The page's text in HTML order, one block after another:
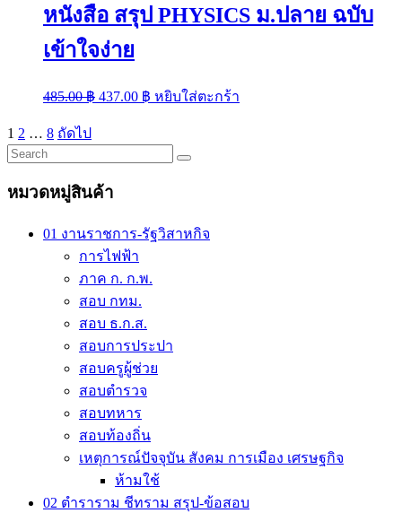
หนังสือ สรุป PHYSICS ม.ปลาย ฉบับ
เข้าใจง่าย
485.00฿ Original
price
485.00 ฿.
437.00 ฿ Current
price
437.00 ฿.
หยิบใส่ตะกร้า
Posts
pagination
1 2 … 8 ถัดไป
หมวดหมู่สินค้า
01 งานราชการ-รัฐวิสาหกิจ
การไฟฟ้า
ภาค ก. ก.พ.
สอบ กทม.
สอบ ธ.ก.ส.
สอบการประปา
สอบครูผู้ช่วย
สอบตำรวจ
สอบทหาร
สอบท้องถิ่น
เหตุการณ์ปัจจุบัน สังคม การเมือง เศรษฐกิจ
ห้ามใช้
02 ตำราราม ชีทราม สรุป-ข้อสอบ